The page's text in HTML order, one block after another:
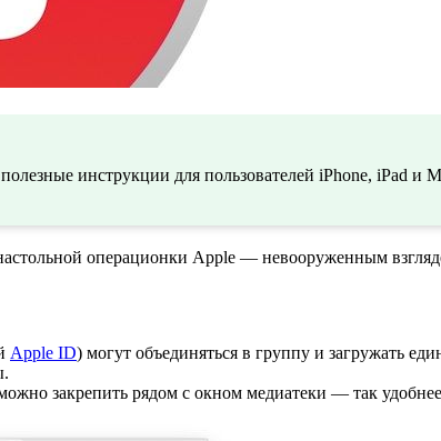
инструкции для пользователей iPhone, iPad и
операционки Apple — невооруженным
Apple ID) могут объединяться в группу и загружать
закрепить рядом с окном медиатеки — так